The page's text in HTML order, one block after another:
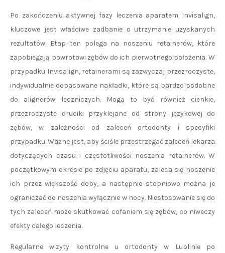
Po zakończeniu aktywnej fazy leczenia aparatem Invisalign,
kluczowe jest właściwe zadbanie o utrzymanie uzyskanych
rezultatów. Etap ten polega na noszeniu retainerów, które
zapobiegają powrotowi zębów do ich pierwotnego położenia. W
przypadku Invisalign, retainerami są zazwyczaj przezroczyste,
indywidualnie dopasowane nakładki, które są bardzo podobne
do alignerów leczniczych. Mogą to być również cienkie,
przezroczyste druciki przyklejane od strony językowej do
zębów, w zależności od zaleceń ortodonty i specyfiki
przypadku. Ważne jest, aby ściśle przestrzegać zaleceń lekarza
dotyczących czasu i częstotliwości noszenia retainerów. W
początkowym okresie po zdjęciu aparatu, zaleca się noszenie
ich przez większość doby, a następnie stopniowo można je
ograniczać do noszenia wyłącznie w nocy. Niestosowanie się do
tych zaleceń może skutkować cofaniem się zębów, co niweczy
efekty całego leczenia.
Regularne wizyty kontrolne u ortodonty w Lublinie po